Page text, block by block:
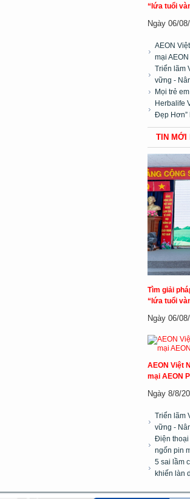
“lứa tuổi
Ngày 06/
AEON
mại
Triển lãm
vững -
Mọi trẻ
Herbalife
Đẹp Hơn”
TIN MỚI
Tìm giải
“lứa tuổi
Ngày 06/
AEON Việt
mại AEON
Ngày 8/8/
Triển lãm
vững -
Điện thoại
ngốn pin
5 sai lầm
khiến làn